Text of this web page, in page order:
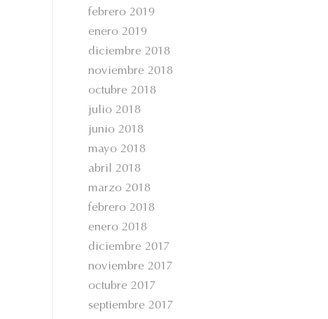
febrero 2019
enero 2019
diciembre 2018
noviembre 2018
octubre 2018
julio 2018
junio 2018
mayo 2018
abril 2018
marzo 2018
febrero 2018
enero 2018
diciembre 2017
noviembre 2017
octubre 2017
septiembre 2017